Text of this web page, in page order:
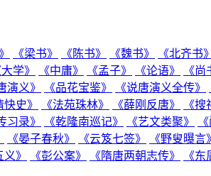
《梁书》 《陈书》 《魏书》 《北齐书》
大学》 《中庸》 《孟子》 《论语》 《尚
演义》 《品花宝鉴》 《说唐演义全传》
快史》 《法苑珠林》 《薛刚反唐》 《搜
习录》 《乾隆南巡记》 《艺文类聚》
《晏子春秋》 《云笈七签》 《野叟曝言》
义》 《彭公案》 《隋唐两朝志传》 《东